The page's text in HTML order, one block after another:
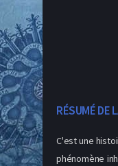
RÉSUMÉ DE
C'est une
phénomène